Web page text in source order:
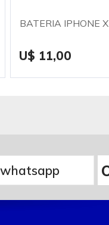
BATERIA IPHONE X
U$ 11,00